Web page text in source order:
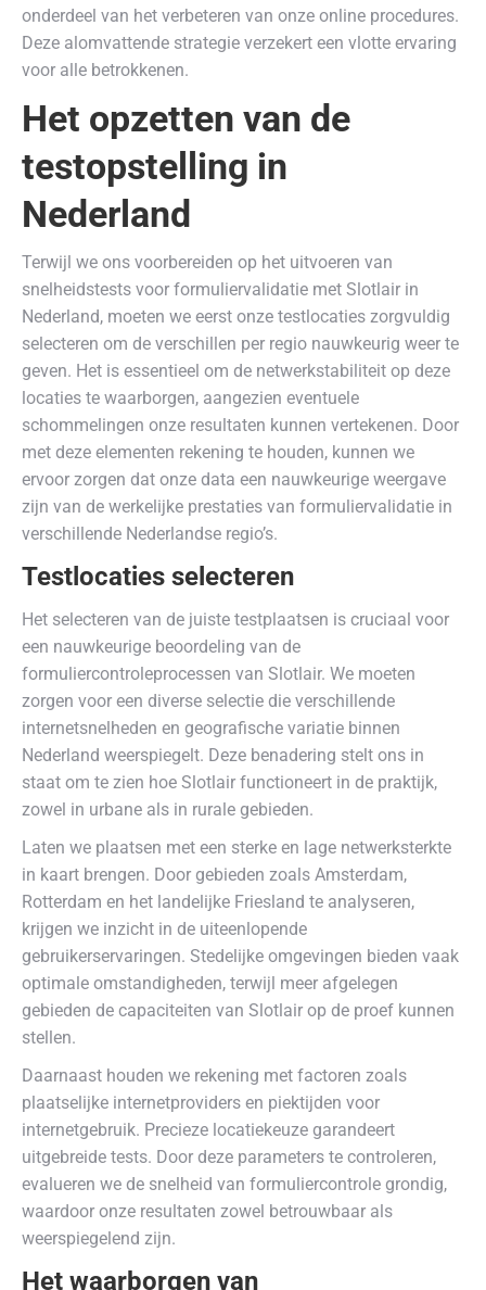
onderdeel van het verbeteren van onze online procedures.
Deze alomvattende strategie verzekert een vlotte ervaring
voor alle betrokkenen.
Het opzetten van de
testopstelling in
Nederland
Terwijl we ons voorbereiden op het uitvoeren van
snelheidstests voor formuliervalidatie met Slotlair in
Nederland, moeten we eerst onze testlocaties zorgvuldig
selecteren om de verschillen per regio nauwkeurig weer te
geven. Het is essentieel om de netwerkstabiliteit op deze
locaties te waarborgen, aangezien eventuele
schommelingen onze resultaten kunnen vertekenen. Door
met deze elementen rekening te houden, kunnen we
ervoor zorgen dat onze data een nauwkeurige weergave
zijn van de werkelijke prestaties van formuliervalidatie in
verschillende Nederlandse regio’s.
Testlocaties selecteren
Het selecteren van de juiste testplaatsen is cruciaal voor
een nauwkeurige beoordeling van de
formuliercontroleprocessen van Slotlair. We moeten
zorgen voor een diverse selectie die verschillende
internetsnelheden en geografische variatie binnen
Nederland weerspiegelt. Deze benadering stelt ons in
staat om te zien hoe Slotlair functioneert in de praktijk,
zowel in urbane als in rurale gebieden.
Laten we plaatsen met een sterke en lage netwerksterkte
in kaart brengen. Door gebieden zoals Amsterdam,
Rotterdam en het landelijke Friesland te analyseren,
krijgen we inzicht in de uiteenlopende
gebruikerservaringen. Stedelijke omgevingen bieden vaak
optimale omstandigheden, terwijl meer afgelegen
gebieden de capaciteiten van Slotlair op de proef kunnen
stellen.
Daarnaast houden we rekening met factoren zoals
plaatselijke internetproviders en piektijden voor
internetgebruik. Precieze locatiekeuze garandeert
uitgebreide tests. Door deze parameters te controleren,
evalueren we de snelheid van formuliercontrole grondig,
waardoor onze resultaten zowel betrouwbaar als
weerspiegelend zijn.
Het waarborgen van